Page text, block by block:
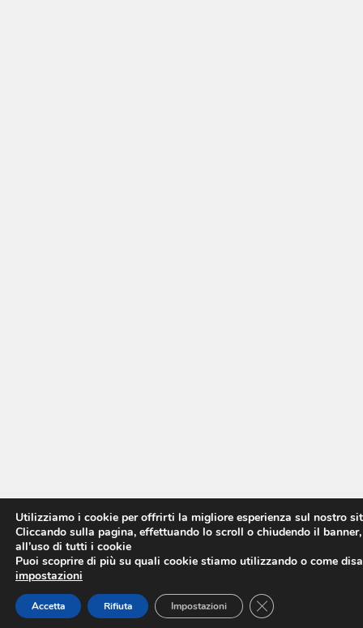
Utilizziamo i cookie per offrirti la migliore esperienza sul nostro
Cliccando sulla pagina, effettuando lo scroll o chiudendo il
all’uso di tutti i cookie
Puoi scoprire di più su quali cookie stiamo utilizzando o come
impostazioni
Accetta Rifiuta Impostazioni CLOSE GDPR